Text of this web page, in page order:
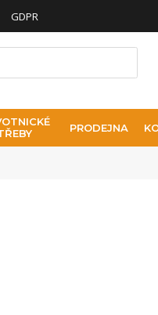
GDPR
PRODEJNA